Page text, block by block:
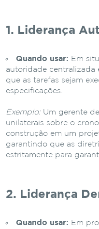
1. Liderança
Quando usar: Em
autoridade centralizada
que as tarefas sejam
especificações.
Exemplo:Um gerente
unilaterais sobre o
construção em um
garantindo que as
estritamente para
2. Liderança
Quando usar: Em